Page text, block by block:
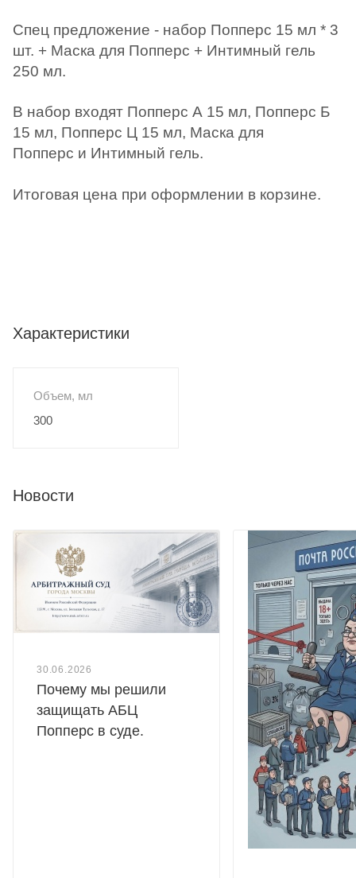
Спец предложение - набор Попперс 15 мл * 3
шт. + Маска для Попперс + Интимный гель
250 мл.
В набор входят Попперс А 15 мл, Попперс Б
15 мл, Попперс Ц 15 мл, Маска для
Попперс и Интимный гель.
Итоговая цена при оформлении в корзине.
Характеристики
Объем, мл
300
Новости
30.06.2026
Почему мы решили
защищать АБЦ
Попперс в суде.